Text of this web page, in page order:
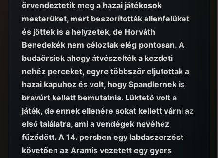
örvendeztetik meg a hazai játékosok
mesterüket, mert beszorították ellenfelüket
és jöttek is a helyzetek, de Horváth
Benedekék nem céloztak elég pontosan. A
budaörsiek ahogy átvészelték a kezdeti
nehéz perceket, egyre többször eljutottak a
hazai kapuhoz és volt, hogy Spandlernek is
bravúrt kellett bemutatnia. Lüktető volt a
játék, de ennek ellenére sokat kellett várni az
első találatra, ami a vendégek nevéhez
fűződött. A 14. percben egy labdaszerzést
követően az Aramis vezetett egy gyors